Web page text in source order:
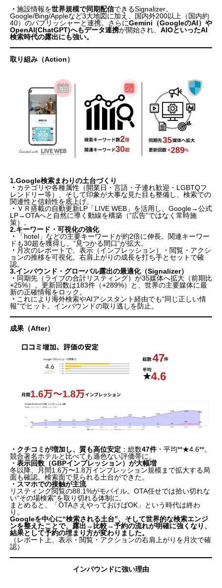
・ 施設情報を世界規模で同期配信できるSignalizer。
Google/Bing/Appleなど3大地図に加え、国内外200以上（国内約
40）のパブリッシャーと連携。さらにGemini（GoogleのAI）や
OpenAI(ChatGPT)へもデータ連携が開始され、 AIOといったAI
検索時代の露出にも強い。
取り組み（Action）
1.Google検索まわりの土台づくり
・ カテゴリや各種属性（開業日・言語・子連れ歓迎・LGBTQフ
レンドリー等）、そして印象が大事な見た目も整備し、 検索での
関連性と信頼性を底上げ。
・ ＶＲ搭載の自動更新LP「LIVE WEB」を活用し、 Google→公式
LP→OTAへと自然に導く動線を構築（“広告”ではなく常時施
策）。
2.キーワード・可視化の強化
・
「hotel」などの主要キーワードが約2倍に伸長。関連キーワー
ドも30超を獲得し、 “見つかる間口”が拡大。
・ 月次のレポートで、表示（インプレッション）・閲覧・アクシ
ョンの推移を可視化。右肩上がりの成長を打ち手とセット で確
認。
3.インバウンド・グローバル露出の最適化（Signalizer）
・ 同期先（ライブの合計リスティング）が35媒体へ拡大（前期比
+25%）。 更新回数は183件（+289%）と、世界の主要媒体に最
新の正確情報をロック。
・ これにより海外検索やAIアシスタント経由でも“同じ正しい情
報”でヒット。 インバウンドの取り逃しを防止。
成果（After）
・ クチコミが増加し、質も高位安定 ：総数47件・平均**★4.6**。
競合著名ホテルと比べても遜色ない評価帯に。
・ 表示回数（GBPインプレッション）が大幅増
冬以降、月間1.6万〜1.8万インプレッション規模まで拡大する局
面も確認。検索面で見られる土台ができた。
・ スマホでの接触が主流
リスティング閲覧の88.1%がモバイル。 OTA任せでは拾い切れな
い“その場検索”を取り切れる体制に。
まとめると、「OTAさえやっておけばOK」という時代は終わ
り。
Googleを中心に“検索される土台”、そして世界的な検索エンジ
ンを整えたことで、露出→比較→予約の流れが明確に強くなり、
結果として予約の埋まり方が変わりました。
（レポート上、表示・閲覧・アクションの右肩上がりを月次で確
認）
インバウンドに強い理由